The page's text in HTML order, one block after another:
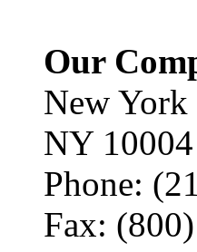
Our
New York
NY 10004
Phone:
Fax: